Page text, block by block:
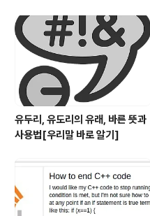
유두리, 유도리의 유래, 바른 뜻과
사용법[우리말 바로 알기]